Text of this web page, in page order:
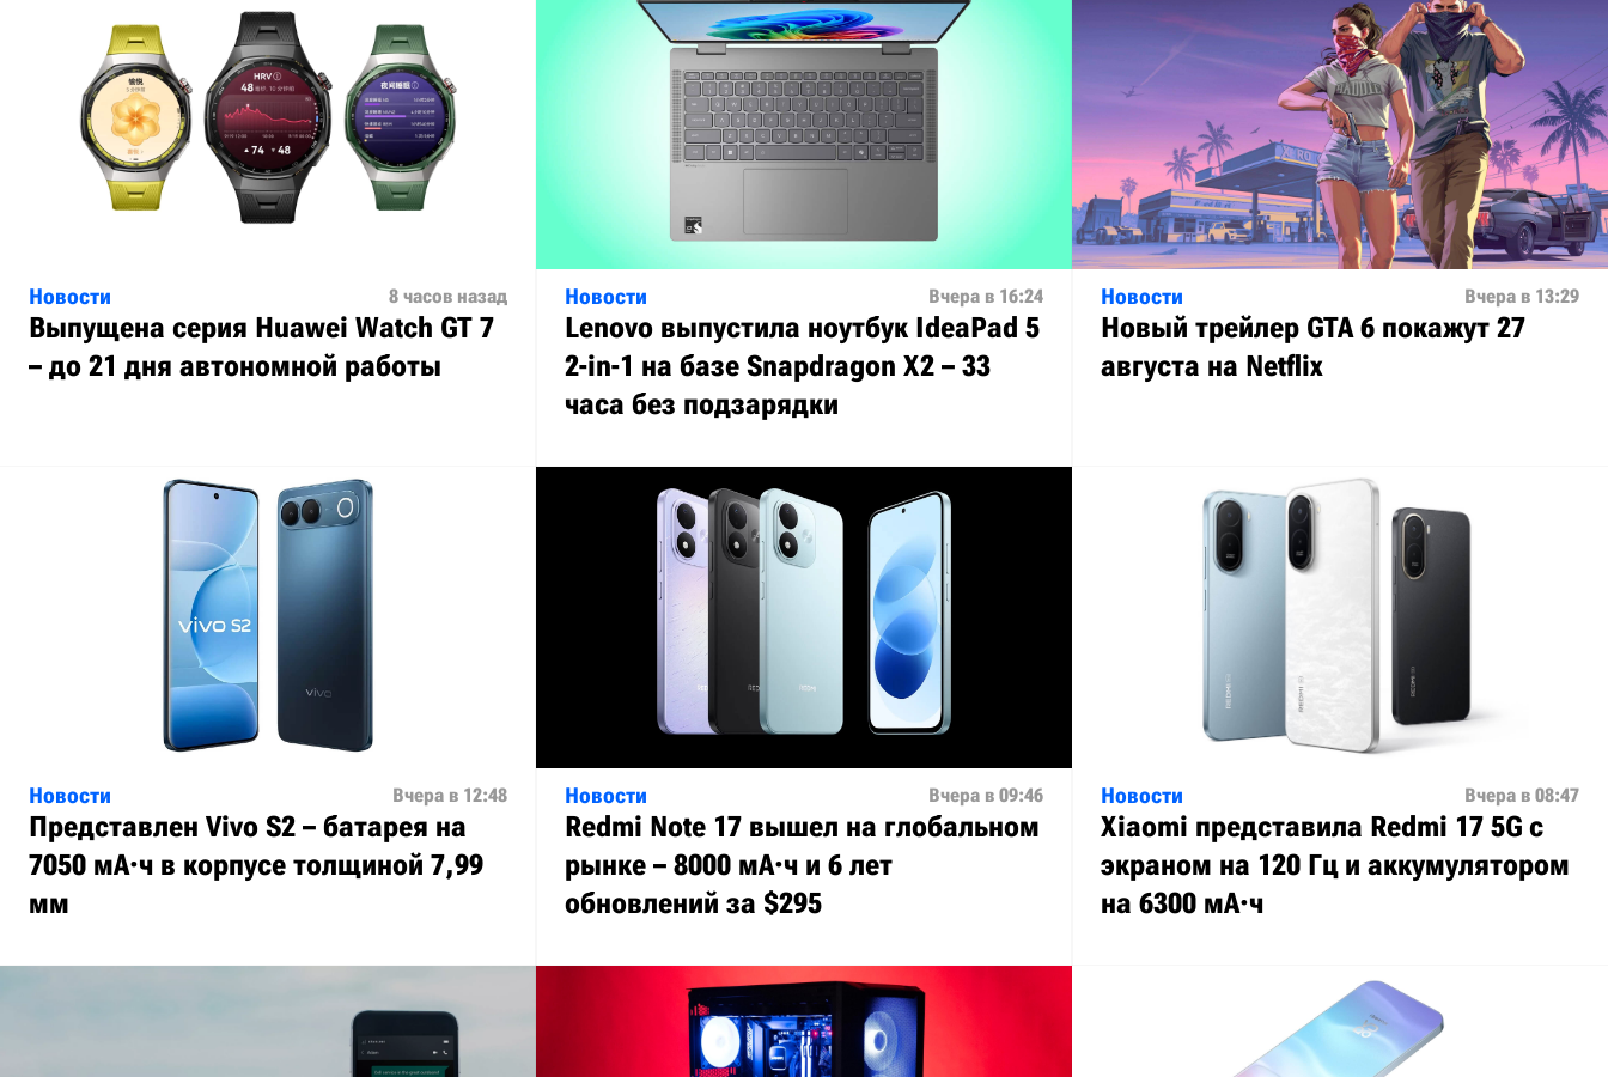
Новости 8 часов назад
Выпущена серия Huawei Watch GT 7
– до 21 дня автономной работы
Новости Вчера в 16:24
Lenovo выпустила ноутбук IdeaPad 5
2-in-1 на базе Snapdragon X2 – 33
часа без подзарядки
Новости Вчера в 13:29
Новый трейлер GTA 6 покажут 27
августа на Netflix
Новости Вчера в 12:48
Представлен Vivo S2 – батарея на
7050 мА·ч в корпусе толщиной 7,99
мм
Новости Вчера в 09:46
Redmi Note 17 вышел на глобальном
рынке – 8000 мА·ч и 6 лет
обновлений за $295
Новости Вчера в 08:47
Xiaomi представила Redmi 17 5G с
экраном на 120 Гц и аккумулятором
на 6300 мА·ч